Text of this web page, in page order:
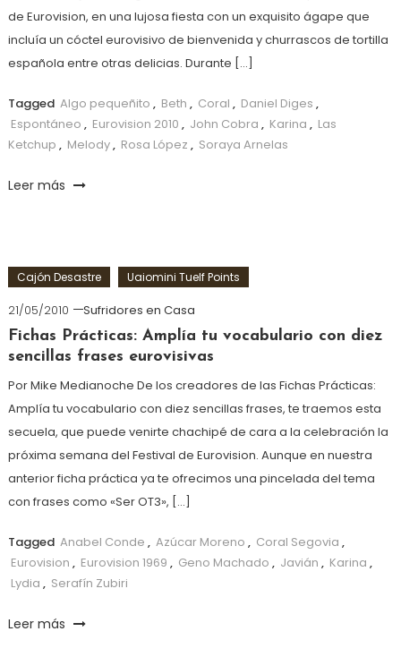
de Eurovision, en una lujosa fiesta con un exquisito ágape que
incluía un cóctel eurovisivo de bienvenida y churrascos de tortilla
española entre otras delicias. Durante […]
Tagged Algo pequeñito , Beth , Coral , Daniel Diges ,
Espontáneo , Eurovision 2010 , John Cobra , Karina , Las
Ketchup , Melody, Rosa López , Soraya Arnelas
Leer más
Cajón Desastre Uaiomini Tuelf Points
21/05/2010
Sufridores en Casa
Fichas Prácticas: Amplía tu vocabulario con diez
sencillas frases eurovisivas
Por Mike Medianoche De los creadores de las Fichas Prácticas:
Amplía tu vocabulario con diez sencillas frases, te traemos esta
secuela, que puede venirte chachipé de cara a la celebración la
próxima semana del Festival de Eurovision. Aunque en nuestra
anterior ficha práctica ya te ofrecimos una pincelada del tema
con frases como «Ser OT3», […]
Tagged Anabel Conde , Azúcar Moreno , Coral Segovia ,
Eurovision , Eurovision 1969 , Geno Machado , Javián , Karina ,
Lydia , Serafín Zubiri
Leer más